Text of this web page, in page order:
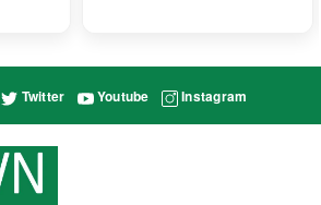
Twitter Youtube Instagram